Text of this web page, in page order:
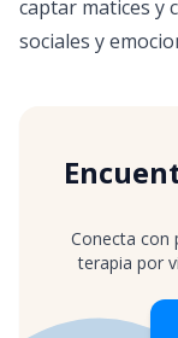
captar matices y
sociales y
Conecta con
terapia por